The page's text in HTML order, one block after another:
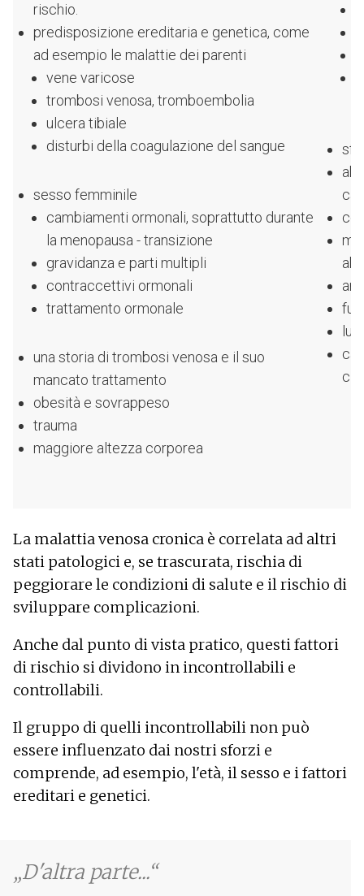
rischio.
predisposizione ereditaria e genetica, come
ad esempio le malattie dei parenti
vene varicose
trombosi venosa, tromboembolia
ulcera tibiale
disturbi della coagulazione del sangue
sesso femminile
cambiamenti ormonali, soprattutto durante
la menopausa - transizione
gravidanza e parti multipli
contraccettivi ormonali
trattamento ormonale
una storia di trombosi venosa e il suo
mancato trattamento
obesità e sovrappeso
trauma
maggiore altezza corporea
La malattia venosa cronica è correlata ad altri
stati patologici e, se trascurata, rischia di
peggiorare le condizioni di salute e il rischio di
sviluppare complicazioni.
Anche dal punto di vista pratico, questi fattori
di rischio si dividono in incontrollabili e
controllabili.
Il gruppo di quelli incontrollabili non può
essere influenzato dai nostri sforzi e
comprende, ad esempio, l'età, il sesso e i fattori
ereditari e genetici.
D'altra parte...